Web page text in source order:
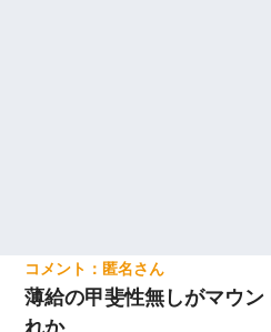
匿名
薄給の甲斐性無しがマウ